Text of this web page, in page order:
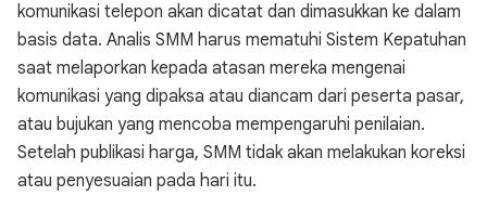
komunikasi telepon akan dicatat dan dimasukkan ke dalam
basis data. Analis SMM harus mematuhi Sistem Kepatuhan
saat melaporkan kepada atasan mereka mengenai
komunikasi yang dipaksa atau diancam dari peserta pasar,
atau bujukan yang mencoba mempengaruhi penilaian.
Setelah publikasi harga, SMM tidak akan melakukan koreksi
atau penyesuaian pada hari itu.